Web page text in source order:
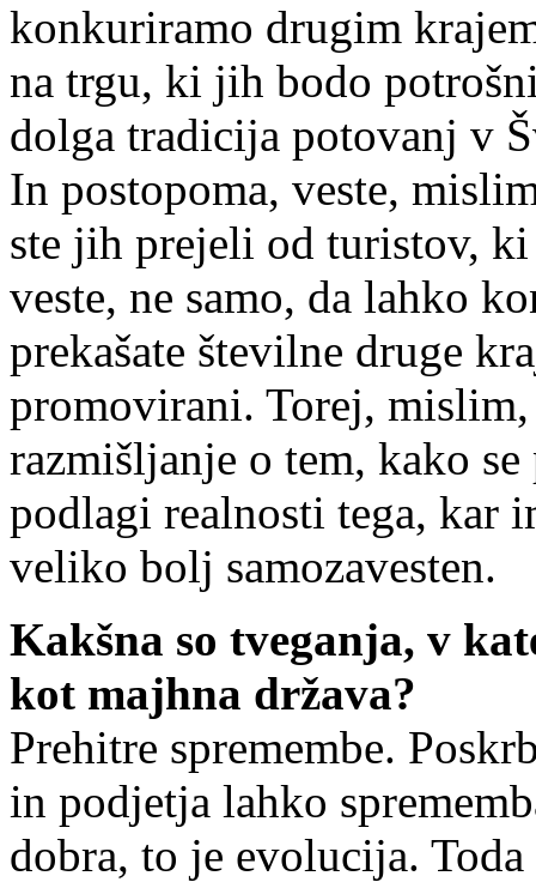
konkuriramo drugim
na trgu, ki jih bodo
dolga tradicija potovanj v
In postopoma, veste,
ste jih prejeli od turistov,
veste, ne samo, da lahko
prekašate številne druge
promovirani. Torej,
razmišljanje o tem, kako
podlagi realnosti tega, kar
veliko bolj samozavesten.
Kakšna so tveganja, v
kot majhna država?
Prehitre spremembe.
in podjetja lahko
dobra, to je evolucija.